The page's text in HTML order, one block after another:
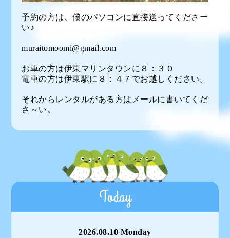
予約の方は、僕のパソコンに直接送ってくださー
い♪
muraitomoomi@gmail.com
お車の方は伊東マリンタウンに８：３０
電車の方は伊東駅に８：４７でお越しください。
それからレンタルがある方はメールに書いてくだ
さ～い。
Today
2026.08.10 Monday